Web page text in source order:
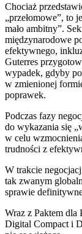
Chociaż
„przełomowe”, to
mało ambitny”.
międzynarodowe
efektywnego,
Guterres
wypadek, gdyby
w zmienionej
poprawek.
Podczas fazy
do wykazania się
w celu
trudności z
W trakcie
tak zwanym
sprawie
Wraz z Paktem dla
Digital Compact i